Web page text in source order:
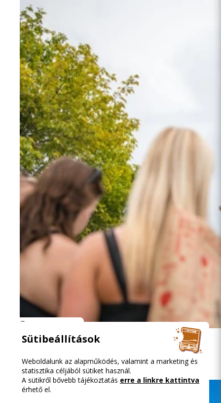
Közösségi közlekedéssel a Szigetre
Sütibeállítások
Weboldalunk az alapműködés, valamint a marketing és
statisztika céljából sütiket használ.
A sütikről bővebb tájékoztatás erre a linkre kattintva
érhető el.